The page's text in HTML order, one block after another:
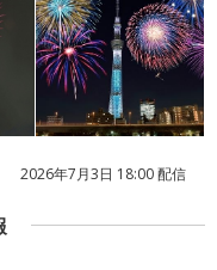
2026年7月3日 18:00 配信